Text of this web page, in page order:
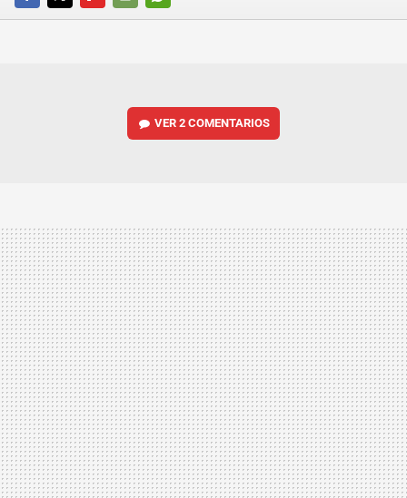
FACEBOOKTWITTERFLIPBOARD
E-
WHATSAPP
VER2 COMENTARIOS